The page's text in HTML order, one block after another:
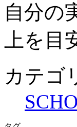
自分の
上を
カテゴ